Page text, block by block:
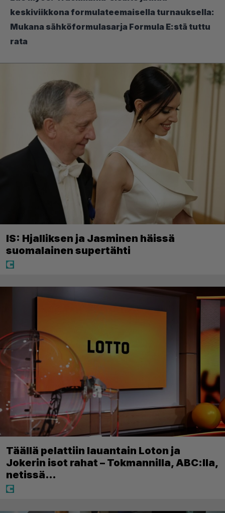
keskiviikkona formulateemaisella turnauksella:
Mukana sähköformulasarja Formula E:stä tuttu
rata
IS: Hjalliksen ja Jasminen häissä
suomalainen supertähti
Täällä pelattiin lauantain Loton ja
Jokerin isot rahat – Tokmannilla, ABC:lla,
netissä…